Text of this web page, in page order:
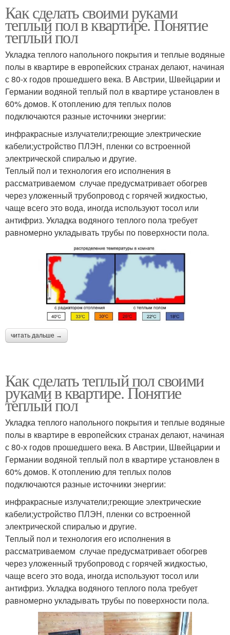
Как сделать своими руками
теплый пол в квартире. Понятие
теплый пол
Укладка теплого напольного покрытия и теплые водяные
полы в квартире в европейских странах делают, начиная
с 80-х годов прошедшего века. В Австрии, Швейцарии и
Германии водяной теплый пол в квартире установлен в
60% домов. К отоплению для теплых полов
подключаются разные источники энергии:
инфракрасные излучатели;греющие электрические
кабели;устройство ПЛЭН, пленки со встроенной
электрической спиралью и другие.
Теплый пол и технология его исполнения в
рассматриваемом случае предусматривает обогрев
через уложенный трубопровод с горячей жидкостью,
чаще всего это вода, иногда используют тосол или
антифриз. Укладка водяного теплого пола требует
равномерно укладывать трубы по поверхности пола.
читать дальше →
Как сделать теплый пол своими
руками в квартире. Понятие
теплый пол
Укладка теплого напольного покрытия и теплые водяные
полы в квартире в европейских странах делают, начиная
с 80-х годов прошедшего века. В Австрии, Швейцарии и
Германии водяной теплый пол в квартире установлен в
60% домов. К отоплению для теплых полов
подключаются разные источники энергии:
инфракрасные излучатели;греющие электрические
кабели;устройство ПЛЭН, пленки со встроенной
электрической спиралью и другие.
Теплый пол и технология его исполнения в
рассматриваемом случае предусматривает обогрев
через уложенный трубопровод с горячей жидкостью,
чаще всего это вода, иногда используют тосол или
антифриз. Укладка водяного теплого пола требует
равномерно укладывать трубы по поверхности пола.